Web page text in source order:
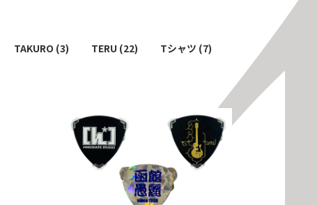
TAKURO (3) TERU (22)
Tシャツ (7)
その他
ピックバッジ（全5種・ラ
ンダム）